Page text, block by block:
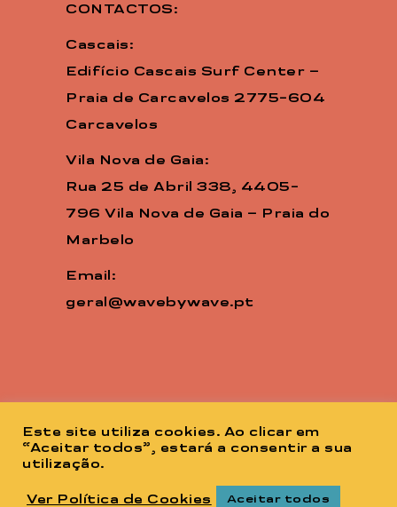
CONTACTOS:
Cascais:
Edifício Cascais Surf Center –
Praia de Carcavelos 2775-604
Carcavelos
Vila Nova de Gaia:
Rua 25 de Abril 338, 4405-
796 Vila Nova de Gaia – Praia do
Marbelo
Email:
geral@wavebywave.pt
Este site utiliza cookies. Ao clicar em
“Aceitar todos”, estará a consentir a sua
utilização.
Ver Política de Cookies Aceitar todos